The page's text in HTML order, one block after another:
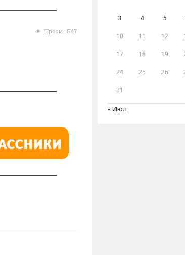
Просм.: 547
3 4 5
10 11 12
17 18 19
24 25 26
31
« Июл